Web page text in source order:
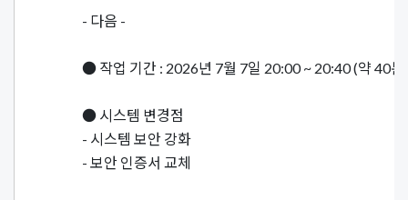
- 다음 -
● 작업 기간 : 2026년 7월 7일 20:00 ~ 20:40 (약 40분
● 시스템 변경점
- 시스템 보안 강화
- 보안 인증서 교체